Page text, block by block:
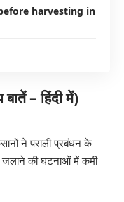
harvesting in
– हिंदी में)
ने पराली प्रबंधन के
जलाने की घटनाओं में कमी